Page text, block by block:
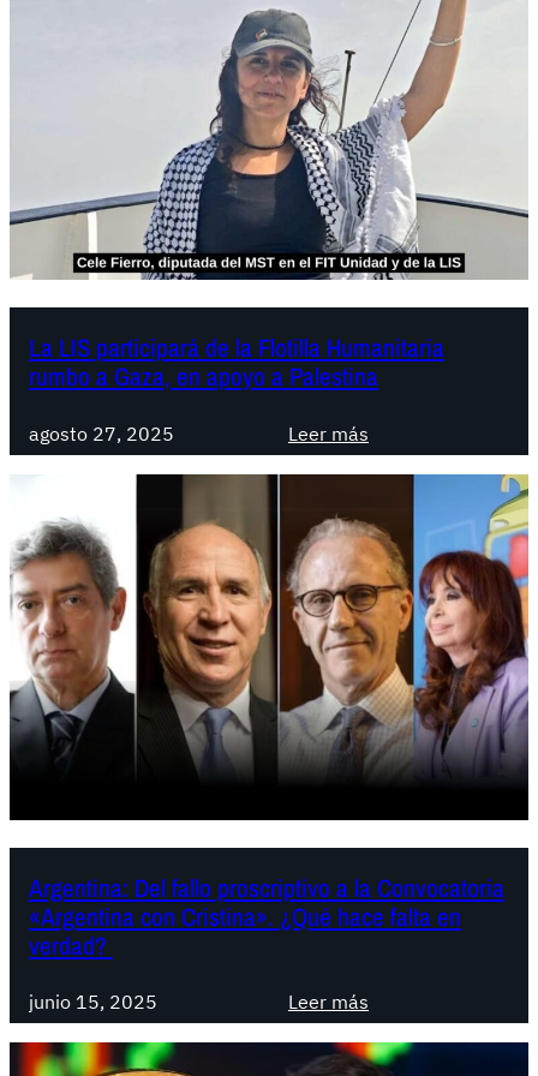
i
n
a
:
D
i
p
u
t
a
s
p
r
u
e
b
a
e
l
p
o
y
e
c
R
La LIS participará de la Flotilla Humanitaria
rumbo a Gaza, en apoyo a Palestina
agosto 27, 2025 Leer más
L
L
I
S
p
a
r
t
i
c
p
a
r
á
F
Argentina: Del fallo proscriptivo a la Convocatoria
«Argentina con Cristina». ¿Qué hace falta en
verdad?
junio 15, 2025 Leer más
A
r